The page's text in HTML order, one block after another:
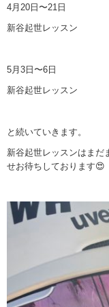
4月20日〜21日
新谷起世レッスン
5月3日〜6日
新谷起世レッスン
と続いていきます。
新谷起世レッスンはまだ
せお待ちしております😍